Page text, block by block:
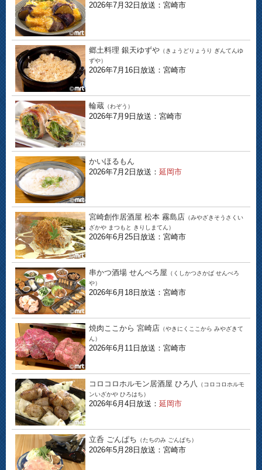
2026年7月32日放送：宮崎市
郷土料理 銀天ゆずや （きょうどりょうり ぎんてんゆ
ずや）
2026年7月16日放送：宮崎市
輪蔵 （わぞう）
2026年7月9日放送：宮崎市
かいほるもん
2026年7月2日放送： 延岡市
宮崎創作居酒屋 松本 霧島店 （みやざきそうさくい
ざかや まつもと きりしまてん）
2026年6月25日放送：宮崎市
串かつ酒場 せんべろ屋 （くしかつさかば せんべろ
や）
2026年6月18日放送：宮崎市
焼肉ここから 宮崎店 （やきにくここから みやざきて
ん）
2026年6月11日放送：宮崎市
コロコロホルモン居酒屋 ひろ八 （コロコロホルモ
ンいざかや ひろはち）
2026年6月4日放送： 延岡市
立呑 ごんぱち （たちのみ ごんぱち）
2026年5月28日放送：宮崎市